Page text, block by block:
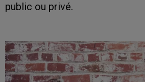
public ou privé.